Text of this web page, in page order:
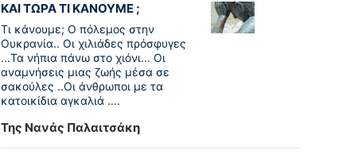
ΚΑΙ ΤΩΡΑ ΤΙ ΚΑΝΟΥΜΕ ;
Τι κάνουμε; Ο πόλεμος στην
Ουκρανία.. Οι χιλιάδες πρόσφυγες
...Τα νήπια πάνω στο χιόνι... Οι
αναμνήσεις μιας ζωής μέσα σε
σακούλες ..Οι άνθρωποι με τα
κατοικίδια αγκαλιά ....
Της Νανάς Παλαιτσάκη